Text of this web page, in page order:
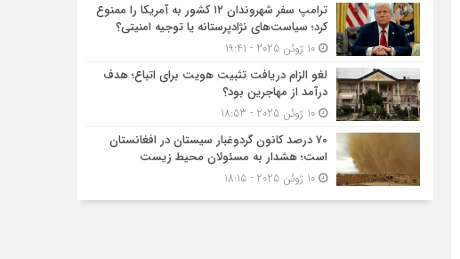
ترامپ سفر شهروندان ۱۲ کشور به آمریکا را ممنوع
کرد؛ سیاست‌های نژادپرستانه یا توجیه امنیتی؟
10 ژوئن 2025 - 19:41
لغو الزام دریافت تثبیت هویت برای اتباع؛ هدف
درآمد از مهاجرین بود؟
10 ژوئن 2025 - 18:53
۷۰ درصد کانون گردوغبار سیستان در افغانستان
است؛ هشدار به مسئولان محیط زیست
10 ژوئن 2025 - 18:15